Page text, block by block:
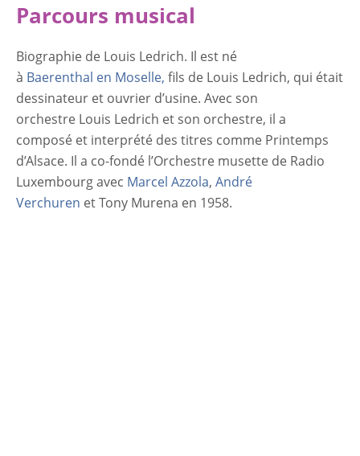
Parcours musical
Biographie de Louis Ledrich. Il est né
à Baerenthal en Moselle, fils de Louis Ledrich, qui était
dessinateur et ouvrier d’usine. Avec son
orchestre Louis Ledrich et son orchestre, il a
composé et interprété des titres comme Printemps
d’Alsace. Il a co-fondé l’Orchestre musette de Radio
Luxembourg avec Marcel Azzola, André
Verchuren et Tony Murena en 1958.